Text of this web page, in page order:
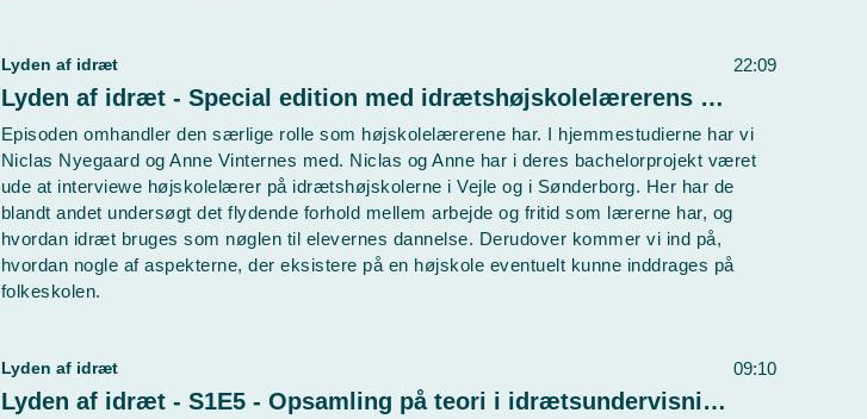
22:09
Lyden af idræt
Lyden af idræt - Special edition med idrætshøjskolelærerens særlige rolle - med Anne Vinternes og Niclas Nyegaard
Episoden omhandler den særlige rolle som højskolelærerene har. I hjemmestudierne har vi
Niclas Nyegaard og Anne Vinternes med. Niclas og Anne har i deres bachelorprojekt været
ude at interviewe højskolelærer på idrætshøjskolerne i Vejle og i Sønderborg. Her har de
blandt andet undersøgt det flydende forhold mellem arbejde og fritid som lærerne har, og
hvordan idræt bruges som nøglen til elevernes dannelse. Derudover kommer vi ind på,
hvordan nogle af aspekterne, der eksistere på en højskole eventuelt kunne inddrages på
folkeskolen.
09:10
Lyden af idræt
Lyden af idræt - S1E5 - Opsamling på teori i idrætsundervisningen med Marie Aagaard og Hanne Kristiansen